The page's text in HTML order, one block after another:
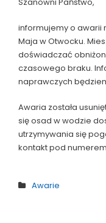
informujemy o awarii
Maja w Otwocku.
doświadczać
czasowego braku.
naprawczych
Awaria została
się osad w wodzie
utrzymywania się
kontakt pod
Awarie